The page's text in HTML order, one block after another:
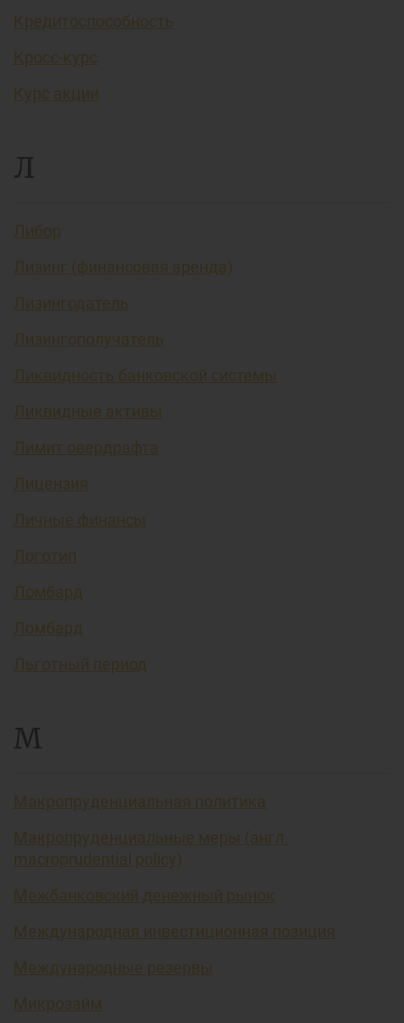
Кредитоспособность
Кросс-курс
Курс акции
Л
Либор
Лизинг (финансовая аренда)
Лизингодатель
Лизингополучатель
Ликвидность банковской системы
Ликвидные активы
Лимит овердрафта
Лицензия
Личные финансы
Логотип
Ломбард
Ломбард
Льготный период
М
Макропруденциальная политика
Макропруденциальные меры (англ.
macroprudential policy)
Межбанковский денежный рынок
Международная инвестиционная позиция
Международные резервы
Микрозайм